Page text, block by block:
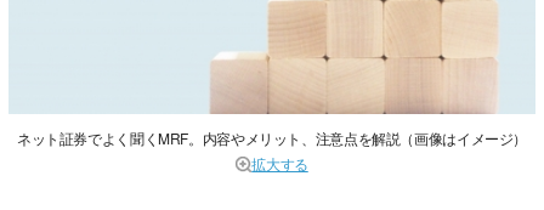
ネット証券でよく聞くMRF。内容やメリット、注意点を解説（画像はイメージ）
拡大する